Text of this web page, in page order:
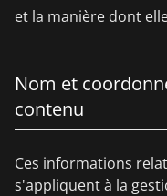
et la manière dont
Nom et
contenu
Ces informations
s'appliquent à la